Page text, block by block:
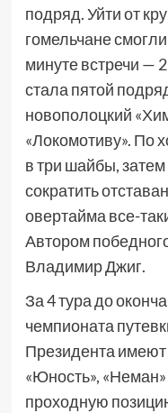
подряд. Уйти от
гомельчане
минуте встречи —
стала пятой
новополоцкий
«Локомотиву». По
в три шайбы,
сократить
овертайма все-
Автором
Владимир Джиг.
За 4 тура до
чемпионата
Президента имеют
«Юность»,
проходную